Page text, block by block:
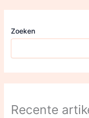
Zoeken
Recente